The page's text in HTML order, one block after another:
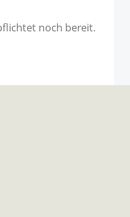
noch bereit.